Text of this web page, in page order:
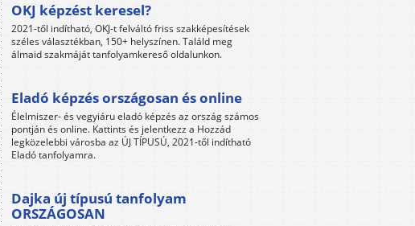
OKJ képzést keresel?
2021-től indítható, OKJ-t felváltó friss szakképesítések
széles választékban, 150+ helyszínen. Találd meg
álmaid szakmáját tanfolyamkereső oldalunkon.
Eladó képzés országosan és online
Élelmiszer- és vegyiáru eladó képzés az ország számos
pontján és online. Kattints és jelentkezz a Hozzád
legközelebbi városba az ÚJ TÍPUSÚ, 2021-től indítható
Eladó tanfolyamra.
Dajka új típusú tanfolyam
ORSZÁGOSAN